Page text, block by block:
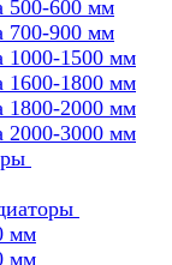
500-600 мм
700-900 мм
1000-1500 мм
1600-1800 мм
1800-2000 мм
2000-3000 мм
мм
мм